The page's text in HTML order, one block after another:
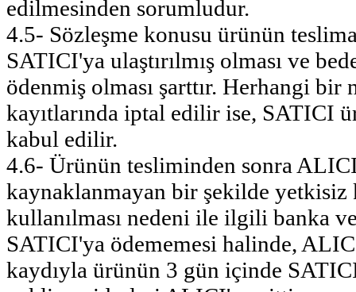
edilmesinden sorumludur.
4.5- Sözleşme konusu ürünün
SATICI'ya ulaştırılmış olması ve
ödenmiş olması şarttır. Herhangi
kayıtlarında iptal edilir ise, SATICI
kabul edilir.
4.6- Ürünün tesliminden sonra
kaynaklanmayan bir şekilde yetkisiz
kullanılması nedeni ile ilgili banka
SATICI'ya ödememesi halinde,
kaydıyla ürünün 3 gün içinde